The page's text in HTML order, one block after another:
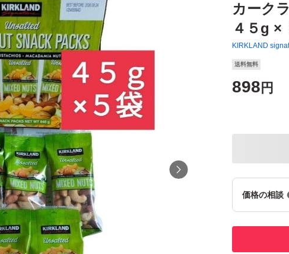
カーク
４５g ×
KIRKLAND
送料無料
898 円
価格の相談